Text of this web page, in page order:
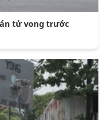
tử vong trước